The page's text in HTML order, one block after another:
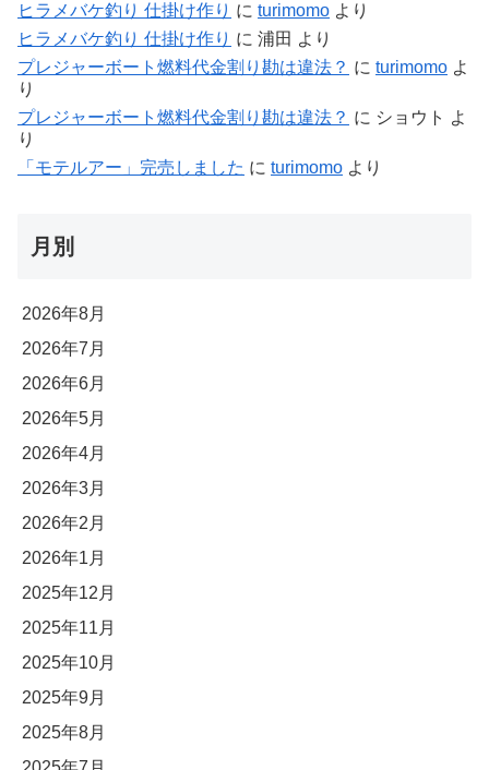
ヒラメバケ釣り 仕掛け作り に turimomo より
ヒラメバケ釣り 仕掛け作り に 浦田 より
プレジャーボート燃料代金割り勘は違法？ に turimomo よ
り
プレジャーボート燃料代金割り勘は違法？ に ショウト よ
り
「モテルアー」完売しました に turimomo より
月別
2026年8月
2026年7月
2026年6月
2026年5月
2026年4月
2026年3月
2026年2月
2026年1月
2025年12月
2025年11月
2025年10月
2025年9月
2025年8月